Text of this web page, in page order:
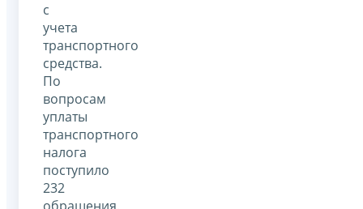
с
учета
транспортного
средства.
По
вопросам
уплаты
транспортного
налога
поступило
232